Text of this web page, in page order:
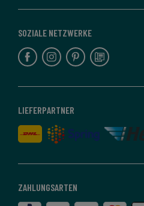
ZAHLUNGSARTEN
LIEFERPARTNER
SOZIALE NETZWERKE